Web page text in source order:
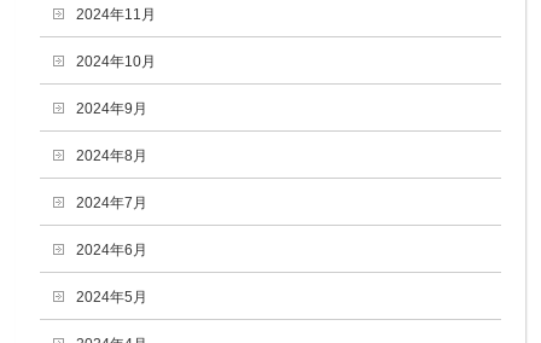
2024年11月
2024年10月
2024年9月
2024年8月
2024年7月
2024年6月
2024年5月